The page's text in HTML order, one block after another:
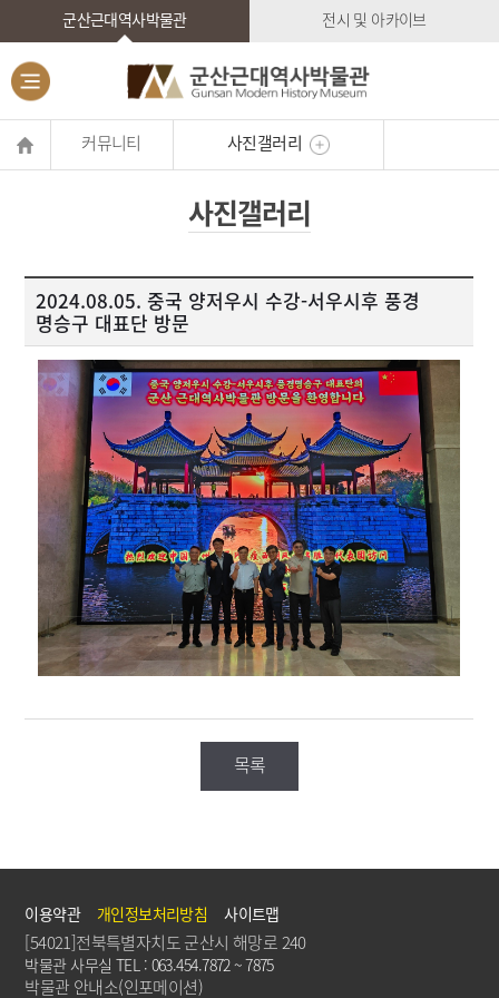
군산근대역사박물관 전시 및 아카이브
커뮤니티 사진갤러리
사진갤러리
2024.08.05. 중국 양저우시 수강-서우시후 풍경
명승구 대표단 방문
목록
이용약관 개인정보처리방침 사이트맵
[54021]전북특별자치도 군산시 해망로 240
박물관 사무실 TEL : 063.454.7872 ~ 7875
박물관 안내소(인포메이션)